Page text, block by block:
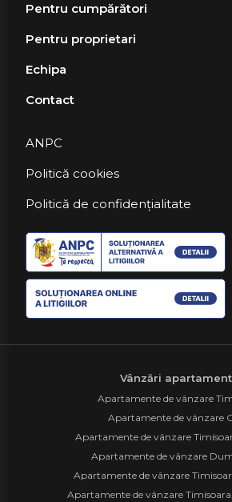
Pentru cumpărători
Pentru proprietari
Echipa
Contact
ANPC
Politică cookies
Politică de confidențialitate
Vânzări
Apartamente de vânzare
Apartamente de vânzare
Apartamente de vânzare
Apartamente de vânzare
Apartamente de vânzare
Apartamente de vânzare